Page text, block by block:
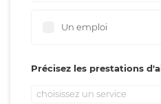
Un emploi
Précisez les prestations
choisissez un service